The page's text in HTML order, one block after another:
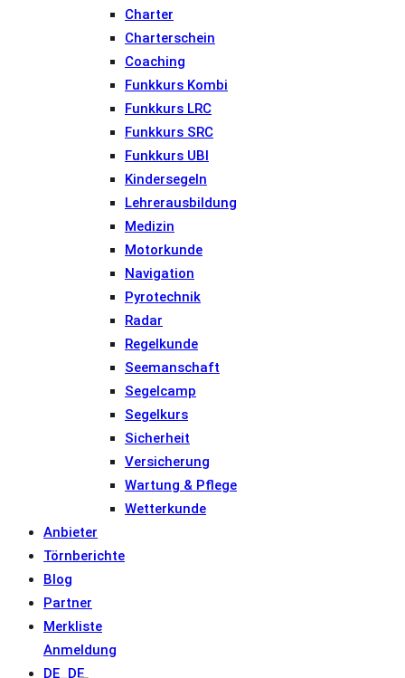
Charter
Charterschein
Coaching
Funkkurs Kombi
Funkkurs LRC
Funkkurs SRC
Funkkurs UBI
Kindersegeln
Lehrerausbildung
Medizin
Motorkunde
Navigation
Pyrotechnik
Radar
Regelkunde
Seemanschaft
Segelcamp
Segelkurs
Sicherheit
Versicherung
Wartung & Pflege
Wetterkunde
Anbieter
Törnberichte
Blog
Partner
Merkliste
Anmeldung
DE_DE